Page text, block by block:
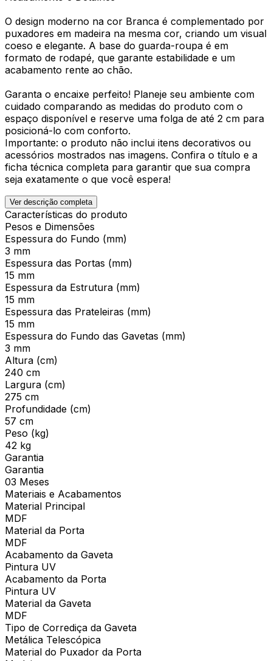
O design moderno na cor Branca é complementado por
puxadores em madeira na mesma cor, criando um visual
coeso e elegante. A base do guarda-roupa é em
formato de rodapé, que garante estabilidade e um
acabamento rente ao chão.
Garanta o encaixe perfeito! Planeje seu ambiente com
cuidado comparando as medidas do produto com o
espaço disponível e reserve uma folga de até 2 cm para
posicioná-lo com conforto.
Importante: o produto não inclui itens decorativos ou
acessórios mostrados nas imagens. Confira o título e a
ficha técnica completa para garantir que sua compra
seja exatamente o que você espera!
Ver descrição completa
Características do produto
Pesos e Dimensões
Espessura do Fundo (mm)
3 mm
Espessura das Portas (mm)
15 mm
Espessura da Estrutura (mm)
15 mm
Espessura das Prateleiras (mm)
15 mm
Espessura do Fundo das Gavetas (mm)
3 mm
Altura (cm)
240 cm
Largura (cm)
275 cm
Profundidade (cm)
57 cm
Peso (kg)
42 kg
Garantia
Garantia
03 Meses
Materiais e Acabamentos
Material Principal
MDF
Material da Porta
MDF
Acabamento da Gaveta
Pintura UV
Acabamento da Porta
Pintura UV
Material da Gaveta
MDF
Tipo de Corrediça da Gaveta
Metálica Telescópica
Material do Puxador da Porta